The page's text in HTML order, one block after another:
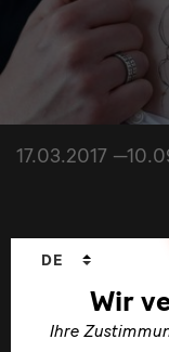
17.03.2017
GRASSI invites
Wir
Ihre
Sprachwechsler
DE